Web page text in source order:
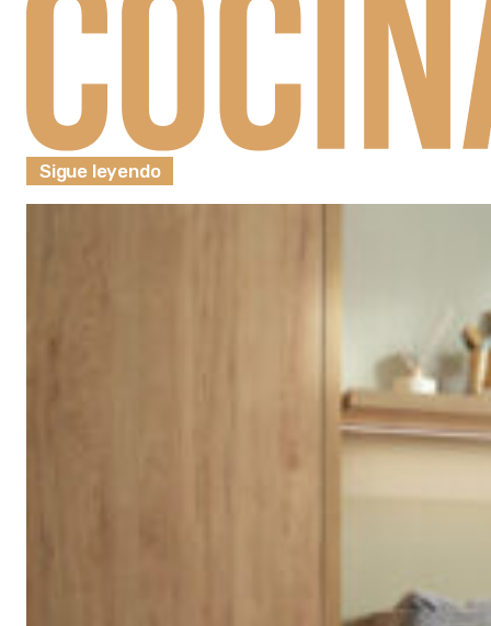
Sigue leyendo